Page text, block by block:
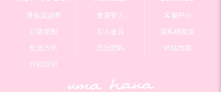
退換貨說明
訂購需知
配送方式
付款說明
會員登入
加入會員
忘記密碼
客服中心
隱私權政策
網站地圖